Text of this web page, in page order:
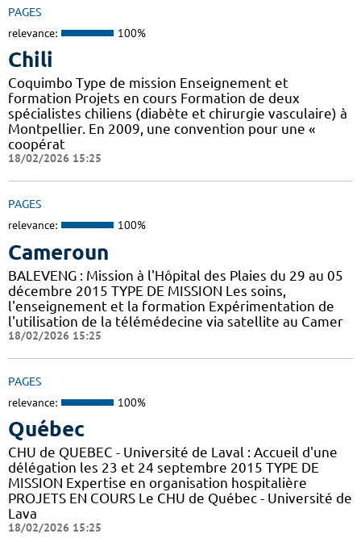
PAGES
relevance: 100%
Chili
Coquimbo Type de mission Enseignement et
formation Projets en cours Formation de deux
spécialistes chiliens (diabète et chirurgie vasculaire) à
Montpellier. En 2009, une convention pour une «
coopérat
18/02/2026 15:25
PAGES
relevance: 100%
Cameroun
BALEVENG : Mission à l'Hôpital des Plaies du 29 au 05
décembre 2015 TYPE DE MISSION Les soins,
l'enseignement et la formation Expérimentation de
l'utilisation de la télémédecine via satellite au Camer
18/02/2026 15:25
PAGES
relevance: 100%
Québec
CHU de QUEBEC - Université de Laval : Accueil d'une
délégation les 23 et 24 septembre 2015 TYPE DE
MISSION Expertise en organisation hospitalière
PROJETS EN COURS Le CHU de Québec - Université de
Lava
18/02/2026 15:25